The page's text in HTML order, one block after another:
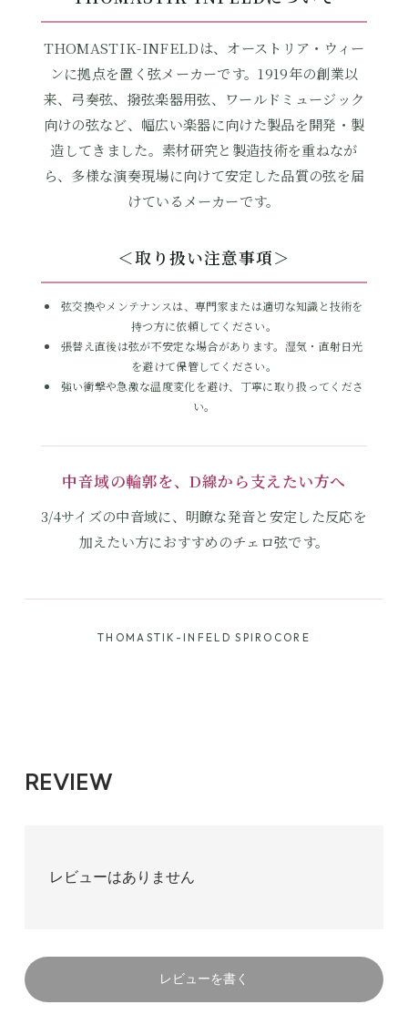
THOMASTIK-INFELDは、オーストリア・ウィー
ンに拠点を置く弦メーカーです。1919年の創業以
来、弓奏弦、撥弦楽器用弦、ワールドミュージック
向けの弦など、幅広い楽器に向けた製品を開発・製
造してきました。素材研究と製造技術を重ねなが
ら、多様な演奏現場に向けて安定した品質の弦を届
けているメーカーです。
＜取り扱い注意事項＞
弦交換やメンテナンスは、専門家または適切な知識と技術を
持つ方に依頼してください。
張替え直後は弦が不安定な場合があります。湿気・直射日光
を避けて保管してください。
強い衝撃や急激な温度変化を避け、丁寧に取り扱ってくださ
い。
中音域の輪郭を、D線から支えたい方へ
3/4サイズの中音域に、明瞭な発音と安定した反応を
加えたい方におすすめのチェロ弦です。
THOMASTIK-INFELD SPIROCORE
REVIEW
レビューはありません
レビューを書く